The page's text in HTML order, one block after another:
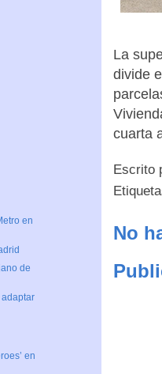
La
divide
cuarta
Escrito
No
en
de
en